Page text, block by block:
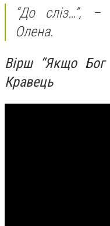
“До сліз…”, –
Олена.
Вірш “Якщо Бог
Кравець